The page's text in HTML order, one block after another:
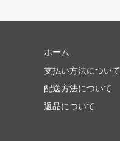
ホーム
支払い方法について
配送方法について
返品について